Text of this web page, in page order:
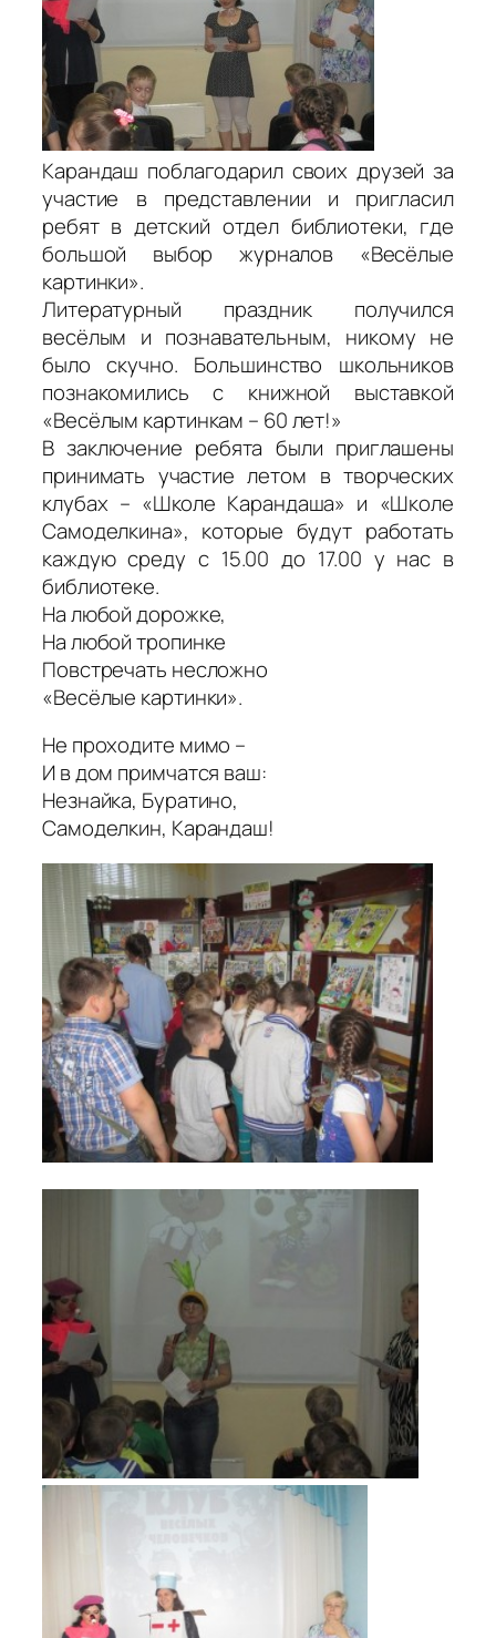
Карандаш поблагодарил своих друзей за
участие в представлении и пригласил
ребят в детский отдел библиотеки, где
большой выбор журналов «Весёлые
картинки».
Литературный праздник получился
весёлым и познавательным, никому не
было скучно. Большинство школьников
познакомились с книжной выставкой
«Весёлым картинкам – 60 лет!»
В заключение ребята были приглашены
принимать участие летом в творческих
клубах – «Школе Карандаша» и «Школе
Самоделкина», которые будут работать
каждую среду с 15.00 до 17.00 у нас в
библиотеке.
На любой дорожке,
На любой тропинке
Повстречать несложно
«Весёлые картинки».
Не проходите мимо –
И в дом примчатся ваш:
Незнайка, Буратино,
Самоделкин, Карандаш!